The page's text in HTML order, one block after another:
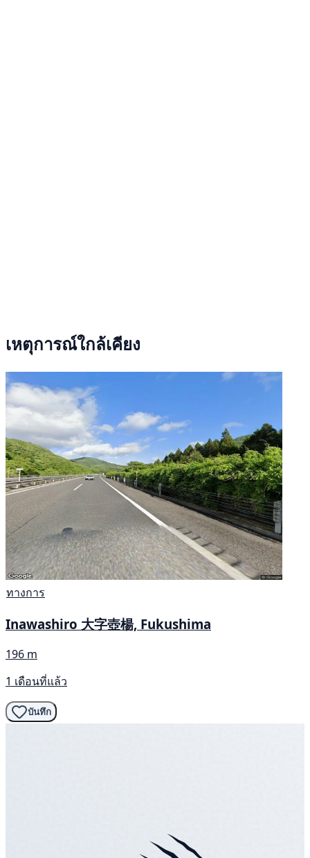
เหตุการณ์ใกล้เคียง
ทางการ
Inawashiro 大字壺楊, Fukushima
196 m
1 เดือนที่แล้ว
บันทึก